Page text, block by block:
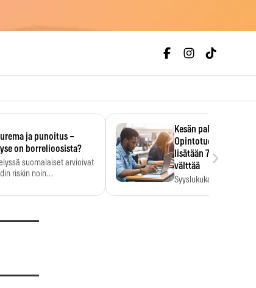
ja punoitus –
on borrelioosista?
suomalaiset arvioivat
riskin noin
Kesän palkka
Opintotuen
lisätään 7,5
välttää
Syyslukukauden
›